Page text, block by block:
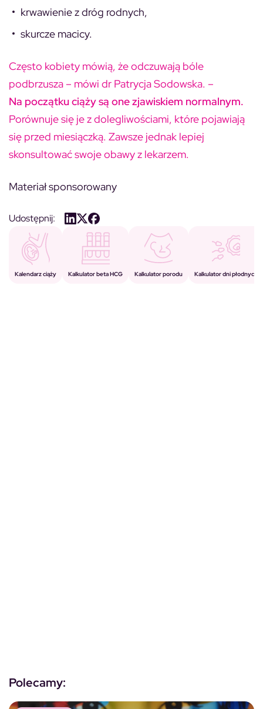
krwawienie z dróg rodnych,
skurcze macicy.
Często kobiety mówią, że odczuwają bóle
podbrzusza – mówi dr Patrycja Sodowska. –
Na początku ciąży są one zjawiskiem normalnym.
Porównuje się je z dolegliwościami, które pojawiają
się przed miesiączką. Zawsze jednak lepiej
skonsultować swoje obawy z lekarzem.
Materiał sponsorowany
Udostępnij:
Kalendarz ciąży Kalkulator beta HCG Kalkulator porodu Kalkulator dni płodnych
Polecamy: